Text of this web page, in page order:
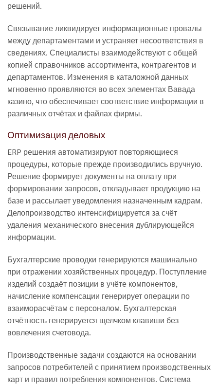
решений.
Связывание ликвидирует информационные провалы
между департаментами и устраняет несоответствия в
сведениях. Специалисты взаимодействуют с общей
копией справочников ассортимента, контрагентов и
департаментов. Изменения в каталожной данных
мгновенно проявляются во всех элементах Вавада
казино, что обеспечивает соответствие информации в
различных отчётах и файлах фирмы.
Оптимизация деловых
ERP решения автоматизируют повторяющиеся
процедуры, которые прежде производились вручную.
Решение формирует документы на оплату при
формировании запросов, откладывает продукцию на
базе и рассылает уведомления назначенным кадрам.
Делопроизводство интенсифицируется за счёт
удаления механического внесения дублирующейся
информации.
Бухгалтерские проводки генерируются машинально
при отражении хозяйственных процедур. Поступление
изделий создаёт позиции в учёте компонентов,
начисление компенсации генерирует операции по
взаиморасчётам с персоналом. Бухгалтерская
отчётность генерируется щелчком клавиши без
вовлечения счетовода.
Производственные задачи создаются на основании
запросов потребителей с принятием производственных
карт и правил потребления компонентов. Система